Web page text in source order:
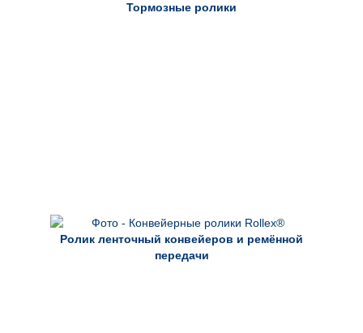
Тормозные ролики
Ролик ленточный конвейеров и ремённой
передачи